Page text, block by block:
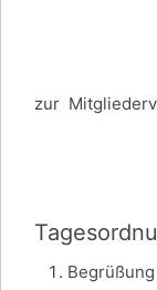
zur
am
Begrüßung